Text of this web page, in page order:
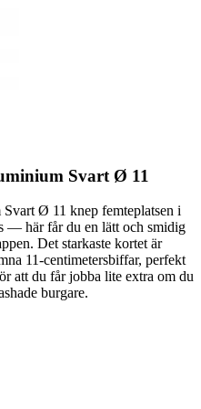
Svart Ø 11
Ø 11 knep femteplatsen i
— här får du en lätt och smidig
Det starkaste kortet är
11-centimetersbiffar, perfekt
att du får jobba lite extra om du
burgare.